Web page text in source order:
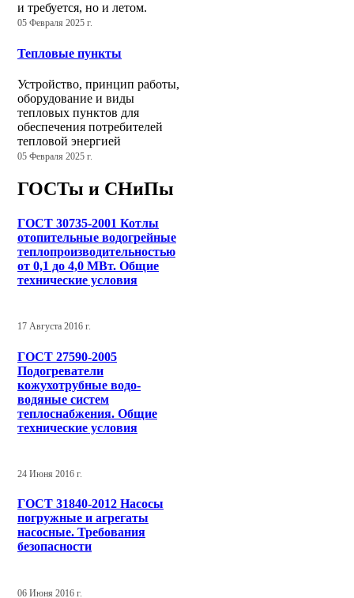
и требуется, но и летом.
05 Февраля 2025 г.
Тепловые пункты
Устройство, принцип работы,
оборудование и виды
тепловых пунктов для
обеспечения потребителей
тепловой энергией
05 Февраля 2025 г.
ГОСТы и СНиПы
ГОСТ 30735-2001 Котлы
отопительные водогрейные
теплопроизводительностью
от 0,1 до 4,0 МВт. Общие
технические условия
17 Августа 2016 г.
ГОСТ 27590-2005
Подогреватели
кожухотрубные водо-
водяные систем
теплоснабжения. Общие
технические условия
24 Июня 2016 г.
ГОСТ 31840-2012 Насосы
погружные и агрегаты
насосные. Требования
безопасности
06 Июня 2016 г.